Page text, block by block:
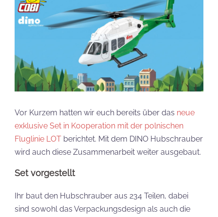
Vor Kurzem hatten wir euch bereits über das neue
exklusive Set in Kooperation mit der polnischen
Fluglinie LOT berichtet. Mit dem DINO Hubschrauber
wird auch diese Zusammenarbeit weiter ausgebaut.
Set vorgestellt
Ihr baut den Hubschrauber aus 234 Teilen, dabei
sind sowohl das Verpackungsdesign als auch die